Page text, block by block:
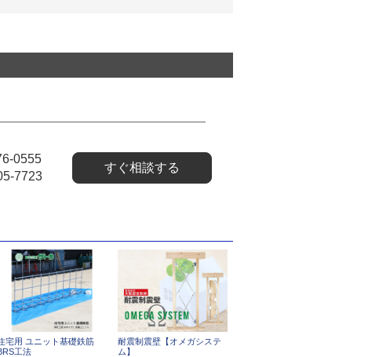
0555
7723
すぐ相談する
宅用 ユニット基礎鉄筋
工法
耐震制震壁【オメガシステ
ム】